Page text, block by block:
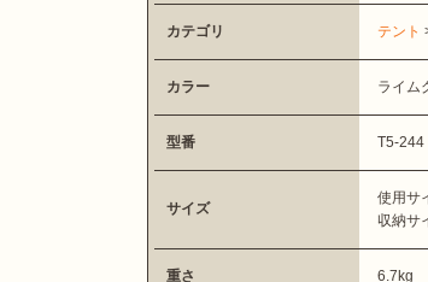
カテゴリ テント
カラー ライム
型番 T5-244
サイズ
使用サ
収納サ
重さ 6.7kg